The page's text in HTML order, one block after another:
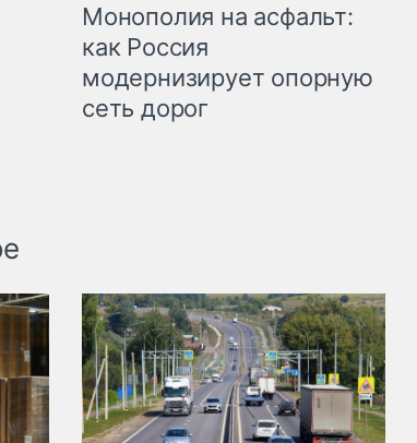
Монополия на асфальт:
как Россия
модернизирует опорную
сеть дорог